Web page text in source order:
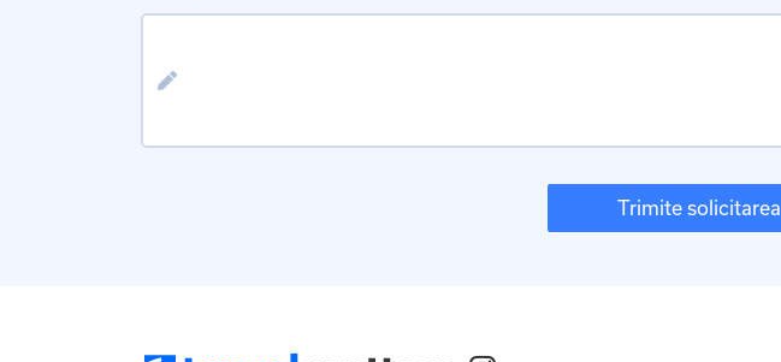
Trimite solicitarea